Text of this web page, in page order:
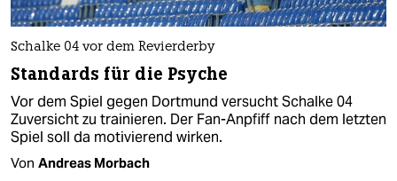
Schalke 04 vor dem Revierderby
Standards für die Psyche
Vor dem Spiel gegen Dortmund versucht Schalke 04
Zuversicht zu trainieren. Der Fan-Anpfiff nach dem letzten
Spiel soll da motivierend wirken.
Von Andreas Morbach